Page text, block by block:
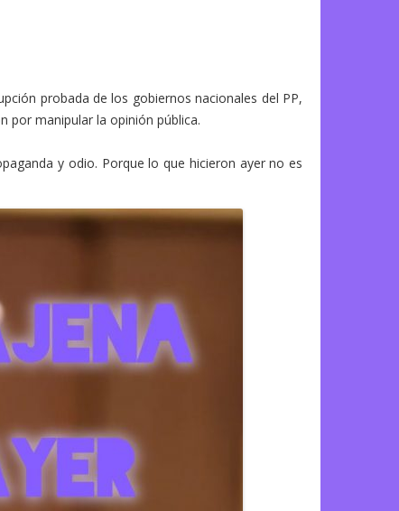
probada de los gobiernos nacionales del PP,
por manipular la opinión pública.
y odio. Porque lo que hicieron ayer no es